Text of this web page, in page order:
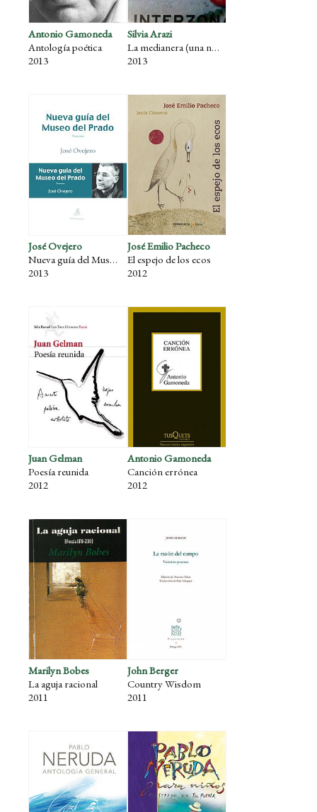
Antonio Gamoneda
Antología poética
2013
Silvia Arazi
La medianera (una novelita haiku)
2013
José Ovejero
Nueva guía del Museo del Prado
2013
José Emilio Pacheco
El espejo de los ecos
2012
Juan Gelman
Poesía reunida
2012
Antonio Gamoneda
Canción errónea
2012
Marilyn Bobes
La aguja racional
2011
John Berger
Country Wisdom
2011